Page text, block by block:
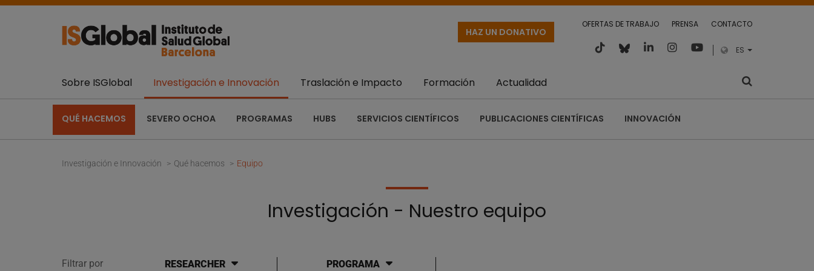
OFERTAS DE TRABAJO PRENSA CONTACTO
ES
HAZ UN DONATIVO
Sobre ISGlobal Investigación e Innovación
QUÉ HACEMOS SEVERO OCHOA PROGRAMAS HUBS SERVICIOS CIENTÍFICOS PUBLICACIONES CIENTÍFICAS INNOVACIÓN
Traslación e Impacto Formación Actualidad
Investigación e Innovación Qué hacemos Equipo
Investigación - Nuestro equipo
Filtrar por RESEARCHER PROGRAMA